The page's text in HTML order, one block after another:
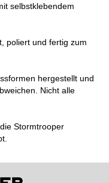
selbstklebendem
poliert und fertig zum
hergestellt und
Nicht alle
Stormtrooper